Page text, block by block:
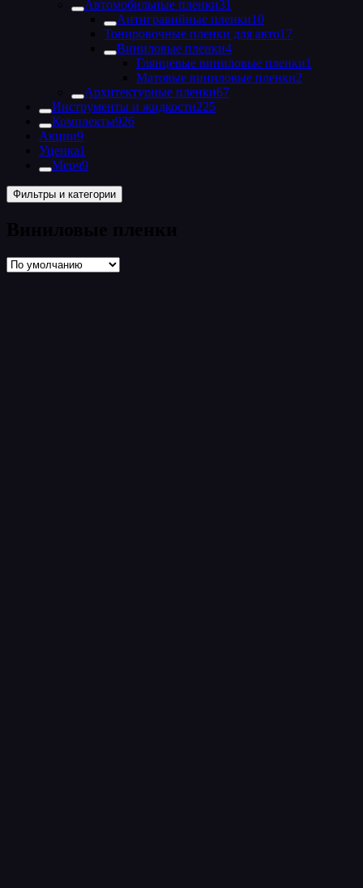
Автомобильные пленки31
Антигравийные пленки10
Тонировочные пленки для авто17
Виниловые пленки4
Глянцевые виниловые пленки1
Матовые виниловые пленки2
Архитектурные пленки67
Инструменты и жидкости225
Комплекты926
Акции9
Уценка1
Мерч9
Фильтры и категории